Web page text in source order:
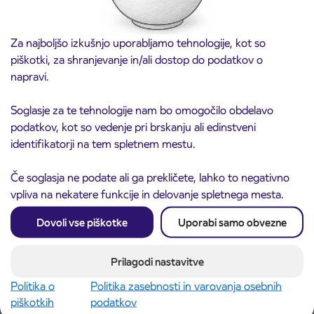
Za najboljšo izkušnjo uporabljamo tehnologije, kot so
piškotki, za shranjevanje in/ali dostop do podatkov o
napravi.
Soglasje za te tehnologije nam bo omogočilo obdelavo
podatkov, kot so vedenje pri brskanju ali edinstveni
identifikatorji na tem spletnem mestu.
Če soglasja ne podate ali ga prekličete, lahko to negativno
vpliva na nekatere funkcije in delovanje spletnega mesta.
Dovoli vse piškotke Uporabi samo obvezne
Prilagodi nastavitve
Politika o
piškotkih
Politika zasebnosti in varovanja osebnih
podatkov
3. 8. 2026
Obvestilo o popolni zapori ceste
ČEŠNJEVEK – TRATA
Kranj